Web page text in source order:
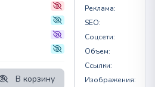
В корзину
Реклама:
SEO:
Соцсети:
Объем:
Ссылки:
Изображения: